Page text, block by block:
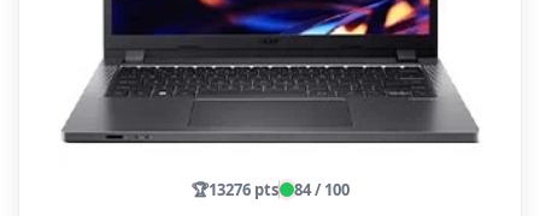
🏆13276 pts 84 / 100